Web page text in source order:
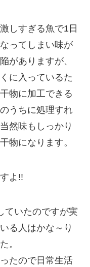
しすぎる魚で1日
ってしまい味が
がありますが、
に入っているた
物に加工できる
うちに処理すれ
然味もしっかり
物になります。
よ!!
ていたのですが実
る人はかな～り
。
たので日常生活